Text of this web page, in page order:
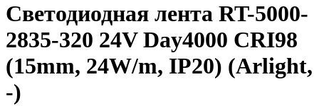
Светодиодная лента RT-5000-
2835-320 24V Day4000 CRI98
(15mm, 24W/m, IP20) (Arlight,
-)